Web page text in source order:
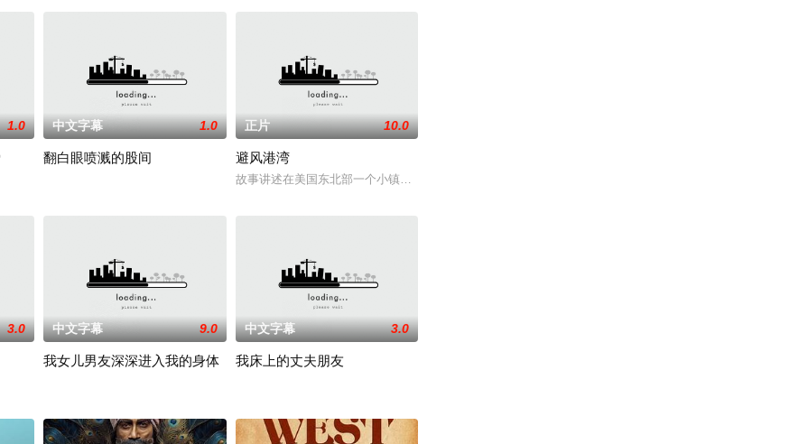
1.0 中文字幕 1.0
翻白眼喷溅的股间
正片 10.0
避风港湾
故事讲述在美国东北部一个小镇的农场，一个怀抱音乐理想的男孩，在追求爱情与理想的道路上历经的艰辛。
影的念头，在说服主编姚松、老乡韩战、二房东杨小强加入后，一
3.0 中文字幕 9.0
我女儿男友深深进入我的身体
中文字幕 3.0
我床上的丈夫朋友